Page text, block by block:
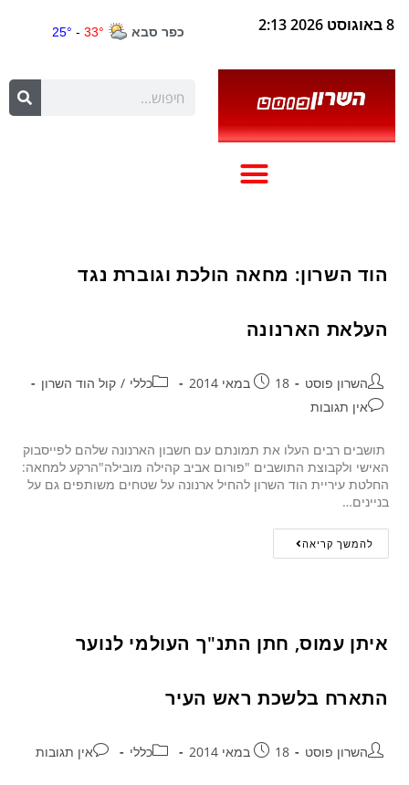
8 באוגוסט 2026 2:13
הוד השרון: מחאה הולכת וגוברת נגד
העלאת הארנונה
השרון פוסט 18 במאי 2014 כללי / קול הוד השרון
אין תגובות
תושבים רבים העלו את תמונתם עם חשבון הארנונה שלהם לפייסבוק
האישי ולקבוצת התושבים "פורום אביב קהילה מובילה"הרקע למחאה:
החלטת עיריית הוד השרון להחיל ארנונה על שטחים משותפים גם על
בניינים…
להמשך קריאה
איתן עמוס, חתן התנ"ך העולמי לנוער
התארח בלשכת ראש העיר
השרון פוסט 18 במאי 2014 כללי אין תגובות